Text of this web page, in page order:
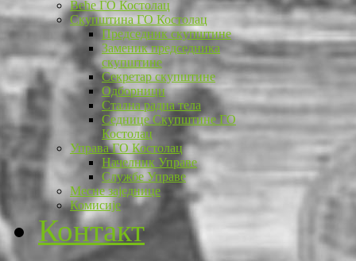
Веће ГО Костолац
Скупштина ГО Костолац
Председник скупштине
Заменик председника
скупштине
Секретар скупштине
Одборници
Стална радна тела
Седнице Скупштине ГО
Костолац
Управа ГО Костолац
Начелник Управе
Службе Управе
Месне заједнице
Комисије
Контакт